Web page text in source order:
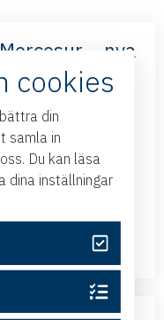
– nya
Business
och Argentina
kommer till
cookies
din
samla in
Du kan läsa
dina inställningar